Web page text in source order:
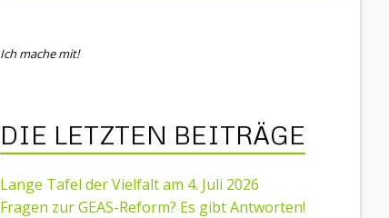
Ich mache mit!
DIE LETZTEN BEITRÄGE
Lange Tafel der Vielfalt am 4. Juli 2026
Fragen zur GEAS-Reform? Es gibt Antworten!